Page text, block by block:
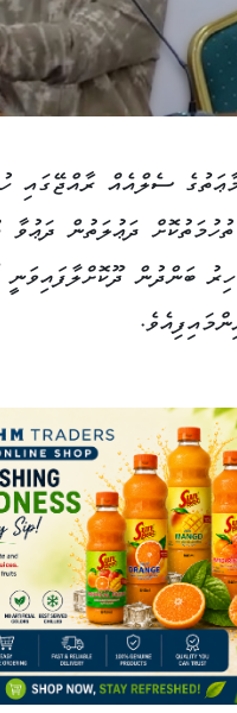
ސެލްއެއް ރާއްޖޭގައި
ދަޢުލަތުން ދަޢުވާ
ބަންދުން